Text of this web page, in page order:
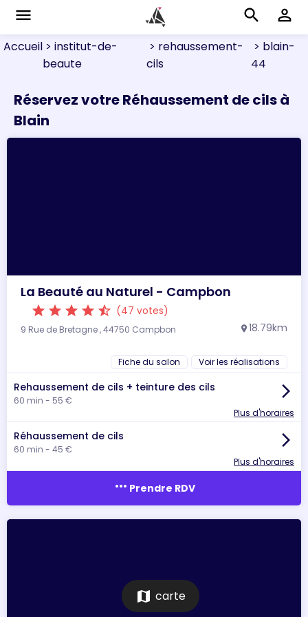
menu search perm_identity
Accueil > institut-de-
beaute
> rehaussement-
cils
> blain-
44
Réservez votre Réhaussement de cils à
Blain
La Beauté au Naturel - Campbon
star star star star star_half (47 votes)
9 Rue de Bretagne , 44750 Campbon location_on 18.79km
Fiche du salon Voir les réalisations
Rehaussement de cils + teinture des cils
60 min - 55 €
arrow_forward_ios
Plus d'horaires
Réhaussement de cils
60 min - 45 €
arrow_forward_ios
Plus d'horaires
more_horiz Prendre RDV
map carte